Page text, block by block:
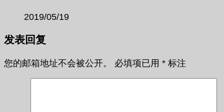
2019/05/19
发表回复
您的邮箱地址不会被公开。 必填项已用 * 标注